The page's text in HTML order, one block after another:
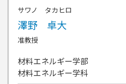
サワノ タカヒロ
澤野 卓大
准教授
材料エネルギー学部
材料エネルギー学科